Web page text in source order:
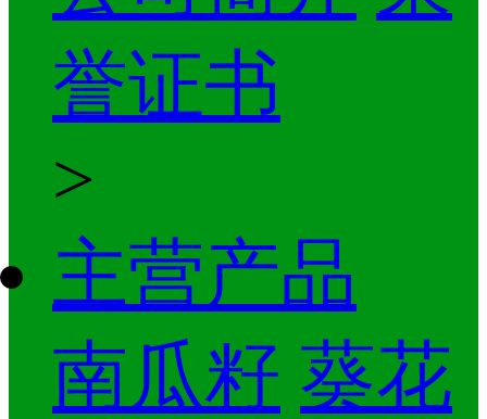
誉证书
>
主营产品
南瓜籽 葵花